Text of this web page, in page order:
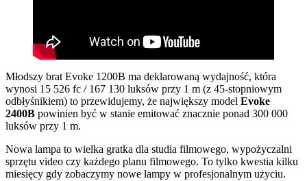
Młodszy brat Evoke 1200B ma deklarowaną wydajność, która
wynosi 15 526 fc / 167 130 luksów przy 1 m (z 45-stopniowym
odbłyśnikiem) to przewidujemy, że największy model Evoke
2400B powinien być w stanie emitować znacznie ponad 300 000
luksów przy 1 m.
Nowa lampa to wielka gratka dla studia filmowego, wypożyczalni
sprzętu video czy każdego planu filmowego. To tylko kwestia kilku
miesięcy gdy zobaczymy nowe lampy w profesjonalnym użyciu.